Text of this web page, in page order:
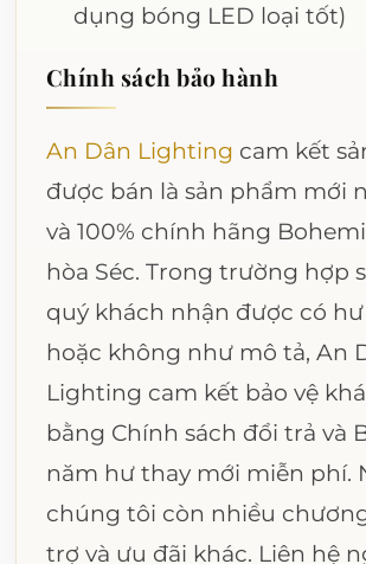
dụng bóng LED loại tốt)
Chính sách bảo hành
An Dân Lighting cam kết
được bán là sản phẩm mới
và 100% chính hãng
hòa Séc. Trong trường hợp
quý khách nhận được có
hoặc không như mô tả, An
Lighting cam kết bảo vệ
bằng Chính sách đổi trả và
năm hư thay mới miễn phí.
chúng tôi còn nhiều
trợ và ưu đãi khác. Liên hệ